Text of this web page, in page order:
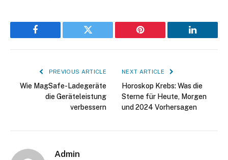
Facebook Twitter Pinterest LinkedIn
PREVIOUS ARTICLE
Wie MagSafe-Ladegeräte
die Geräteleistung
verbessern
NEXT ARTICLE
Horoskop Krebs: Was die
Sterne für Heute, Morgen
und 2024 Vorhersagen
Admin